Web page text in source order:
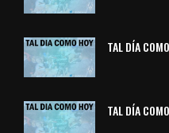
TAL DÍA
TAL DÍA